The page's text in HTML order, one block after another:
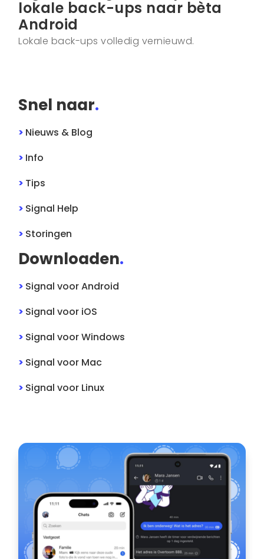
lokale back-ups naar bèta
Android
Lokale back-ups volledig vernieuwd.
Snel naar.
> Nieuws & Blog
> Info
> Tips
> Signal Help
> Storingen
Downloaden.
> SignalvoorAndroid
> Signalvoor iOS
> SignalvoorWindows
> Signalvoor Mac
> Signalvoor Linux